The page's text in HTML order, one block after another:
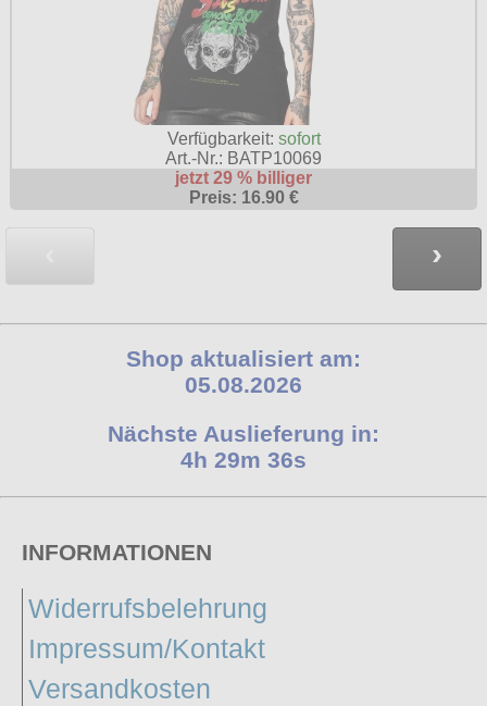
Verfügbarkeit: sofort
Art.-Nr.: BATP10069
jetzt 29 % billiger
Preis: 16.90 €
›
Shop aktualisiert am:
05.08.2026
Nächste Auslieferung in:
4h 29m 35s
INFORMATIONEN
Widerrufsbelehrung
Impressum/Kontakt
Versandkosten